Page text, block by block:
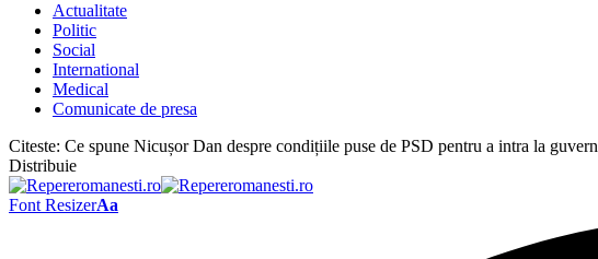
Actualitate
Politic
Social
International
Medical
Comunicate de presa
Citeste: Ce spune Nicușor Dan despre condițiile puse de PSD pentru a intra la
Distribuie
Font ResizerAa